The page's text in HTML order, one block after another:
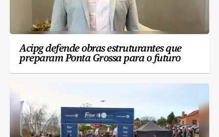
Acipg defende obras estruturantes que
preparam Ponta Grossa para o futuro